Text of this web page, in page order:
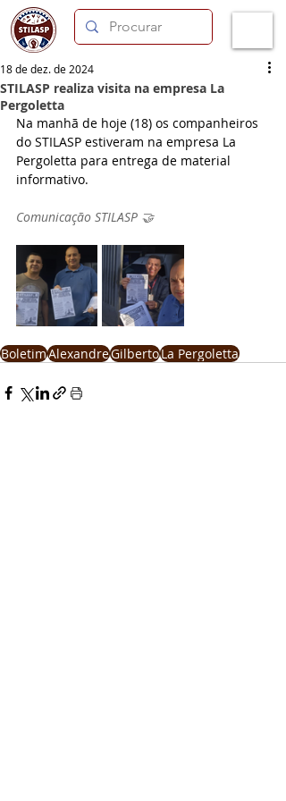
STILASP realiza visita na empresa La
Pergoletta
18 de dez. de 2024
Na manhã de hoje (18) os companheiros
do STILASP estiveram na empresa La
Pergoletta para entrega de material
informativo.
Comunicação STILASP 🤝
BoletimAlexandreGilbertoLa Pergoletta